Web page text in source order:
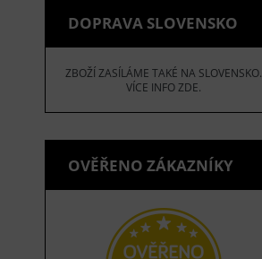
DOPRAVA SLOVENSKO
ZBOŽÍ ZASÍLÁME TAKÉ NA SLOVENSKO.
VÍCE INFO ZDE.
OVĚŘENO ZÁKAZNÍKY